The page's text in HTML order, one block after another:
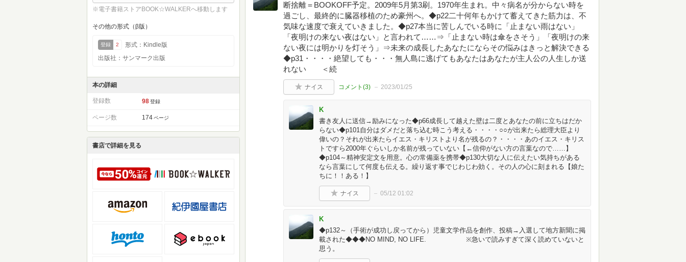
※電子書籍ストアBOOK☆WALKERへ移動します
その他の形式（β版）
登録 2
形式：Kindle版
出版社：サンマーク出版
本の詳細
登録数 98 登録
ページ数 174 ページ
書店で詳細を見る
断捨離＝BOOKOFF予定。2009年5月第3刷。1970年生まれ。中々病名が分からない時を
過ごし、最終的に臓器移植のため豪州へ。◆p22二十何年もかけて蓄えてきた筋力は、不
気味な速度で衰えていきました。◆p27本当に苦しんでいる時に「止まない雨はない」
「夜明けの来ない夜はない」と言われて……⇒「止まない時は傘をさそう」「夜明けの来
ない夜には明かりを灯そう」⇒未来の成長したあなたにならその悩みはきっと解決できる
◆p31・・・・絶望しても・・・無人島に逃げてもあなたはあなたが主人公の人生しか送
れない ＜続
ナイス コメント(3) 2023/01/25
K
書き友人に送信→励みになった◆p66成長して越えた壁は二度とあなたの前に立ちはだか
らない◆p101自分はダメだと落ち込む時こう考える・・・・○○が出来たら総理大臣より
偉いの？それが出来たらイエス・キリストより名が残るの？・・・・あのイエス・キリス
トですら2000年ぐらいしか名前が残っていない【←信仰がない方の言葉なので……】
◆p104～精神安定文を用意。心の常備薬を携帯◆p130大切な人に伝えたい気持ちがある
なら言葉にして何度も伝える。繰り返す事でじわじわ効く。その人の心に刻まれる【娘た
ちに！！ある！】
ナイス 05/12 01:02
K
◆p132～（手術が成功し戻ってから）児童文学作品を創作、投稿→入選して地方新聞に掲
載された◆◆◆NO MIND, NO LIFE. ※急いで読みすぎて深く読めていないと
思う。